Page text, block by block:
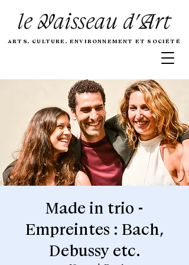
ARTS, CULTURE, ENVIRONNEMENT ET SOCIÉTÉ
Made in trio -
Empreintes : Bach,
Debussy etc.